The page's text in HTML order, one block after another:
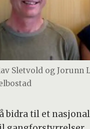
Sletvold og Jorunn
bidra til et